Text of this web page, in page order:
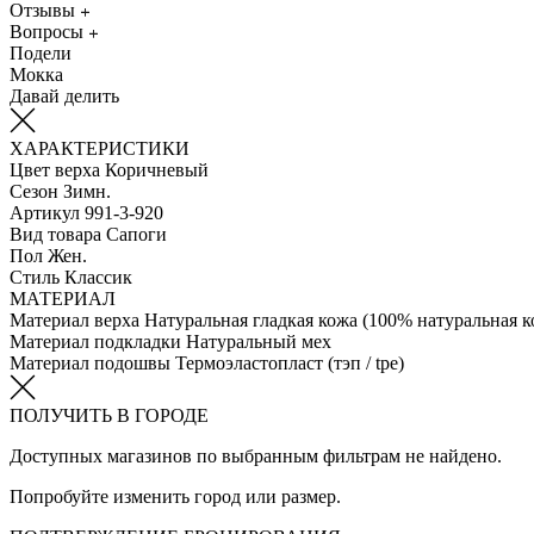
Отзывы
Вопросы
Подели
Мокка
Давай делить
ХАРАКТЕРИСТИКИ
Цвет верха Коричневый
Сезон Зимн.
Артикул 991-3-920
Вид товара Сапоги
Пол Жен.
Стиль Классик
МАТЕРИАЛ
Материал верха Натуральная гладкая кожа (100% натуральная
Материал подкладки Натуральный мех
Материал подошвы Термоэластопласт (тэп / tpe)
ПОЛУЧИТЬ В ГОРОДЕ
Доступных магазинов по выбранным фильтрам не найдено.
Попробуйте изменить город или размер.